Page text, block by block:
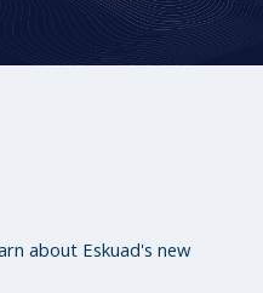
about Eskuad's new